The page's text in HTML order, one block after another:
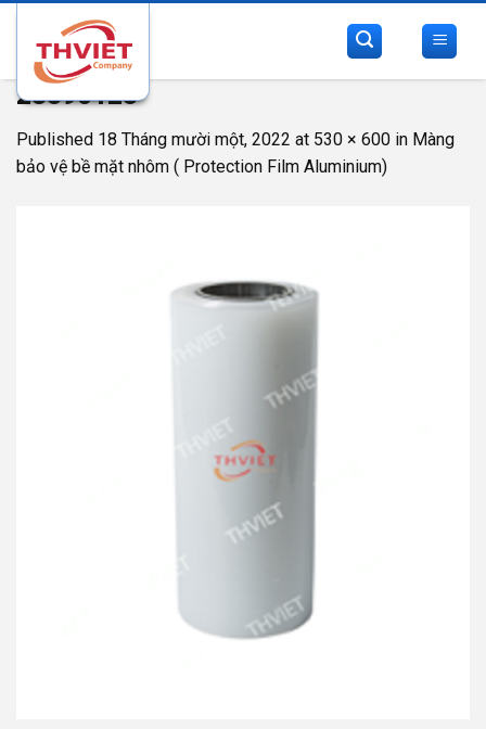
content
28390123
Published 18 Tháng mười một, 2022 at 530 × 600 in Màng
bảo vệ bề mặt nhôm ( Protection Film Aluminium)